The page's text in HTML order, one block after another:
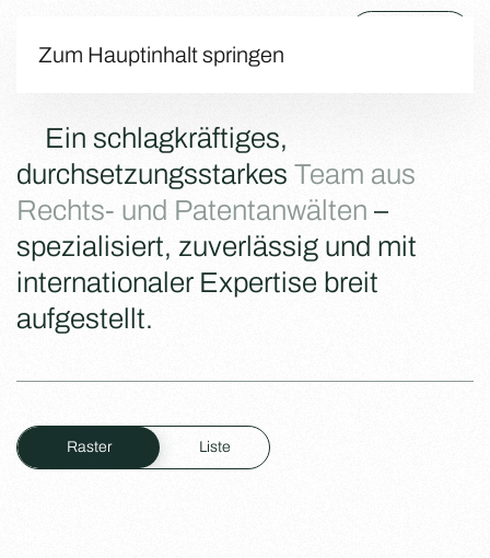
Zum Hauptinhalt springen
Ein schlagkräftiges,
durchsetzungsstarkes Team aus
Rechts- und Patentanwälten –
spezialisiert, zuverlässig und mit
internationaler Expertise breit
aufgestellt.
Raster Liste